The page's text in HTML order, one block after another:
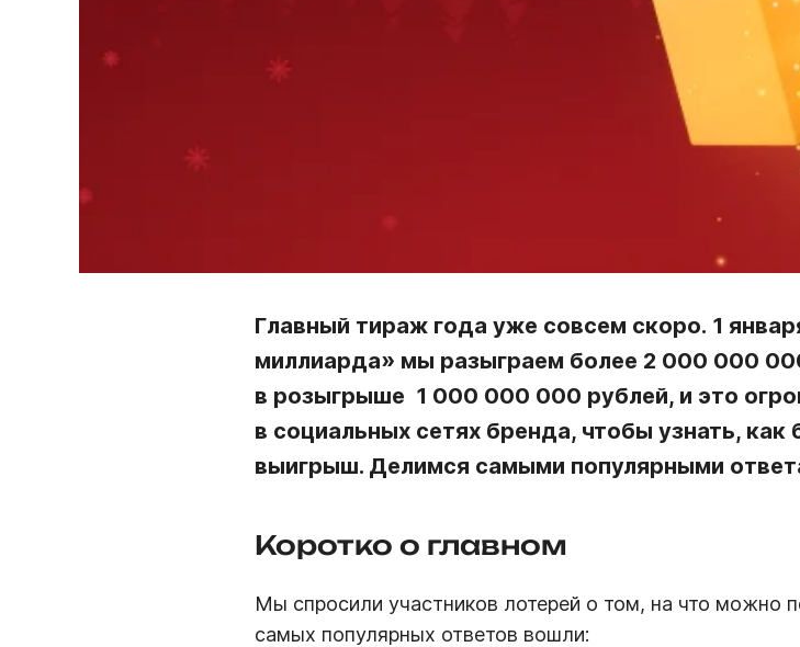
Главный тираж года уже совсем скоро. 1
миллиарда» мы разыграем более 2 000 000
в розыгрыше  1 000 000 000 рублей, и это
в социальных сетях бренда, чтобы узнать, как
выигрыш. Делимся самыми популярными
Коротко о главном
Мы спросили участников лотерей о том, на что можно
самых популярных ответов вошли: